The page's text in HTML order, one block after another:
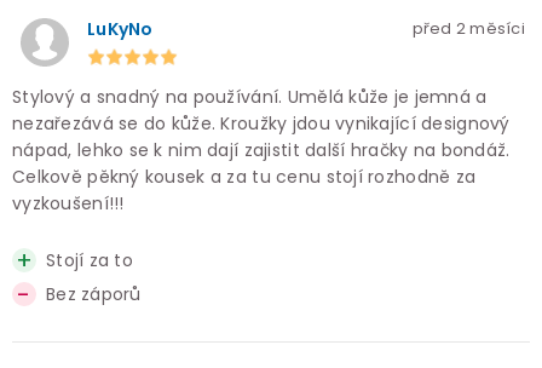
LuKyNo před 2 měsíci
Stylový a snadný na používání. Umělá kůže je jemná a
nezařezává se do kůže. Kroužky jdou vynikající designový
nápad, lehko se k nim dají zajistit další hračky na bondáž.
Celkově pěkný kousek a za tu cenu stojí rozhodně za
vyzkoušení!!!
Stojí za to
Bez záporů